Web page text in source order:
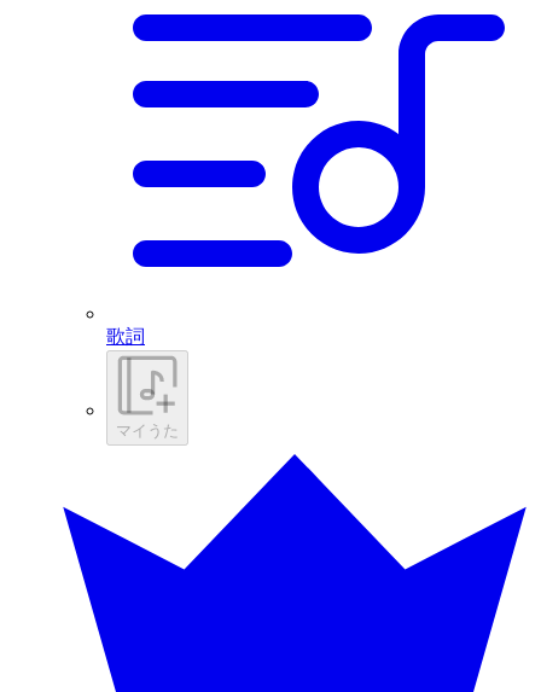
歌詞
マイうた